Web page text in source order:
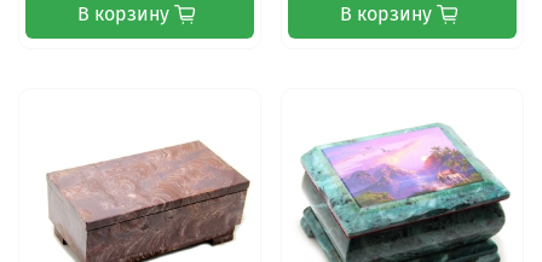
В корзину В корзину